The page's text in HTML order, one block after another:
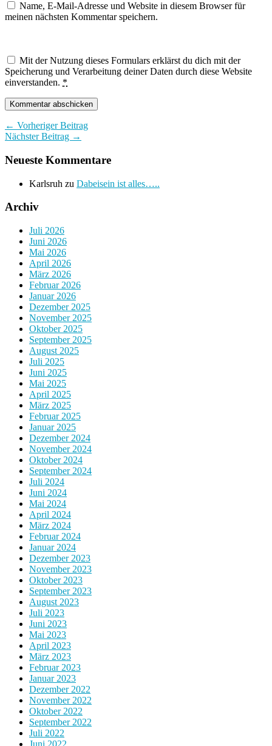
Name, E-Mail-Adresse und Website in diesem Browser für
meinen nächsten Kommentar speichern.
Mit der Nutzung dieses Formulars erklärst du dich mit der
Speicherung und Verarbeitung deiner Daten durch diese Website
einverstanden. *
← Vorheriger Beitrag
Nächster Beitrag →
Neueste Kommentare
Karlsruh zu Dabeisein ist alles…..
Archiv
Juli 2026
Juni 2026
Mai 2026
April 2026
März 2026
Februar 2026
Januar 2026
Dezember 2025
November 2025
Oktober 2025
September 2025
August 2025
Juli 2025
Juni 2025
Mai 2025
April 2025
März 2025
Februar 2025
Januar 2025
Dezember 2024
November 2024
Oktober 2024
September 2024
Juli 2024
Juni 2024
Mai 2024
April 2024
März 2024
Februar 2024
Januar 2024
Dezember 2023
November 2023
Oktober 2023
September 2023
August 2023
Juli 2023
Juni 2023
Mai 2023
April 2023
März 2023
Februar 2023
Januar 2023
Dezember 2022
November 2022
Oktober 2022
September 2022
Juli 2022